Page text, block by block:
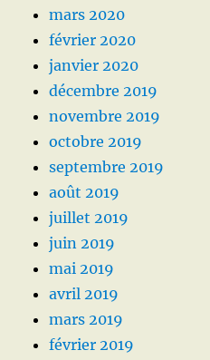
mars 2020
février 2020
janvier 2020
décembre 2019
novembre 2019
octobre 2019
septembre 2019
août 2019
juillet 2019
juin 2019
mai 2019
avril 2019
mars 2019
février 2019